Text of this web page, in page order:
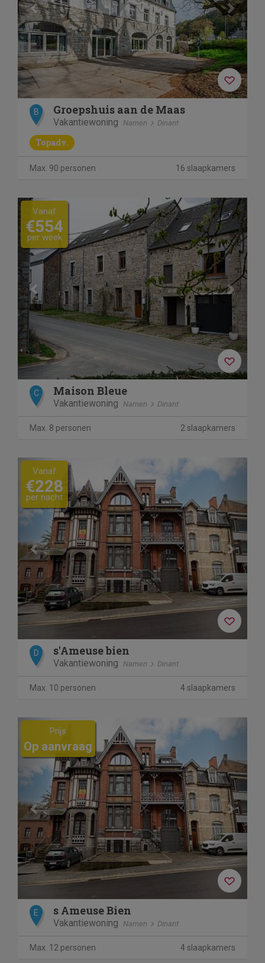
B Groepshuis aan de Maas
Vakantiewoning Namen Dinant
Topadv.
Max. 90 personen 16 slaapkamers
Previous Next
Vanaf
€554
per week
C Maison Bleue
Vakantiewoning Namen Dinant
Max. 8 personen 2 slaapkamers
Previous
Vanaf
€228
per nacht
D s'Ameuse bien
Vakantiewoning Namen Dinant
Max. 10 personen 4 slaapkamers
Previous
Prijs
Op aanvraag
E s Ameuse Bien
Vakantiewoning Namen Dinant
Max. 12 personen 4 slaapkamers